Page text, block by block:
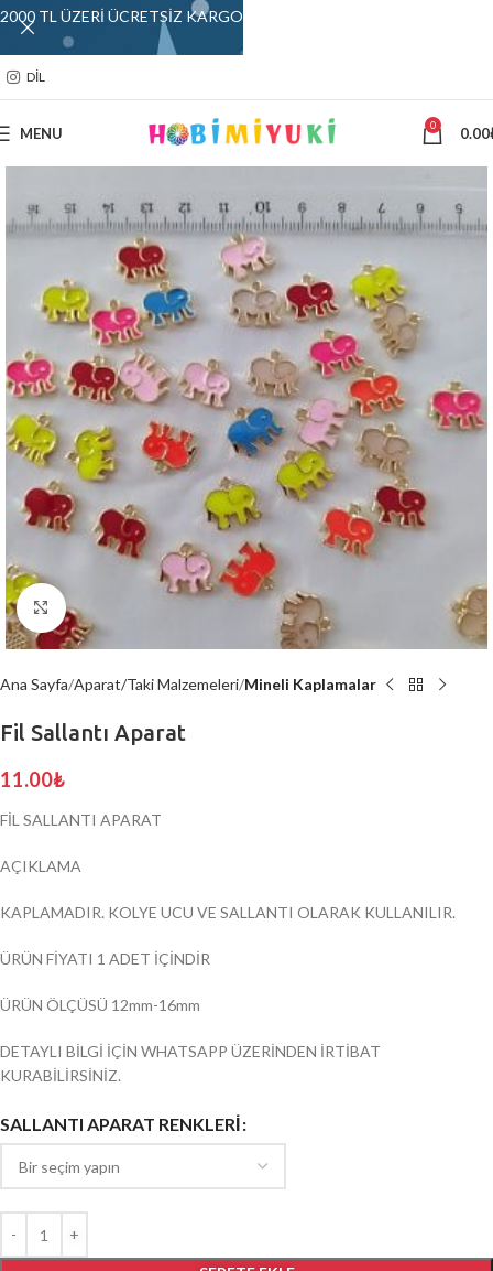
DIL
MENU 0 0.00
Click to enlarge
Ana Sayfa Aparat/Taki Malzemeleri Mineli Kaplamalar
Fil Sallantı Aparat
11.00₺
FİL SALLANTI APARAT
AÇIKLAMA
KAPLAMADIR. KOLYE UCU VE SALLANTI OLARAK KULLANILIR.
ÜRÜN FİYATI 1 ADET İÇİNDİR
ÜRÜN ÖLÇÜSÜ 12mm-16mm
DETAYLI BİLGİ İÇİN WHATSAPP ÜZERİNDEN İRTİBAT
KURABİLİRSİNİZ.
SALLANTI APARAT RENKLERİ
2000 TL ÜZERİ ÜCRETSİZ KARGO